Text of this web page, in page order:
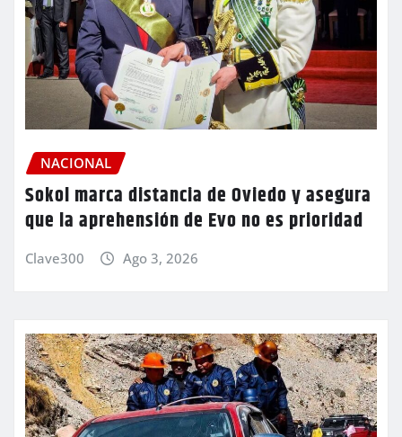
NACIONAL
Sokol marca distancia de Oviedo y asegura
que la aprehensión de Evo no es prioridad
Clave300 Ago 3, 2026